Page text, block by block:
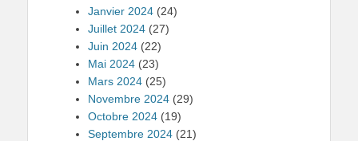
Janvier 2024 (24)
Juillet 2024 (27)
Juin 2024 (22)
Mai 2024 (23)
Mars 2024 (25)
Novembre 2024 (29)
Octobre 2024 (19)
Septembre 2024 (21)